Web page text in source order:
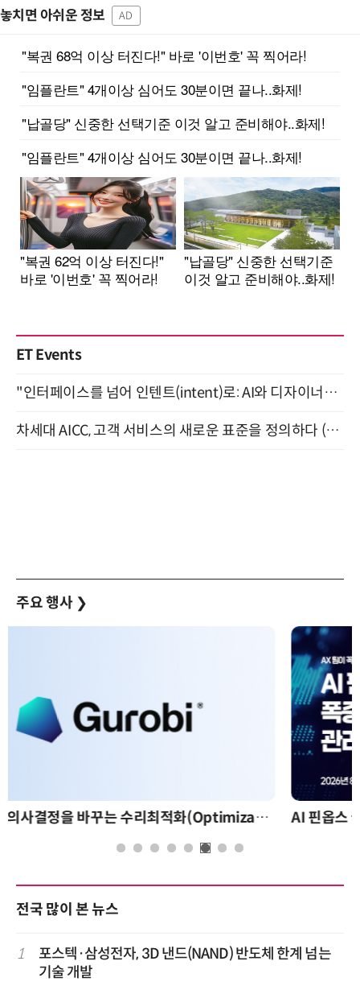
놓치면 아쉬운 정보 AD
ET Events
"인터페이스를 넘어 인텐트(intent)로: AI와 디자이너가 함께 만드는 공존의 UX" 강남역 (9/2)
차세대 AICC, 고객 서비스의 새로운 표준을 정의하다 (9/9)
주요 행사 ❯
AI 핀옵스 실전 세미나: 폭증하는 AI 토큰 비용 관리 전략
전국 많이 본 뉴스
1
포스텍·삼성전자, 3D 낸드(NAND) 반도체 한계 넘는
기술 개발